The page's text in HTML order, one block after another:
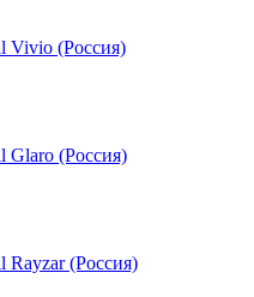
Vivio (Россия)
Glaro (Россия)
(Россия)